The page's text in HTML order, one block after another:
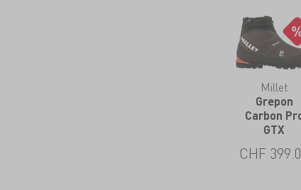
Millet
Grepon
Carbon
GTX
CHF